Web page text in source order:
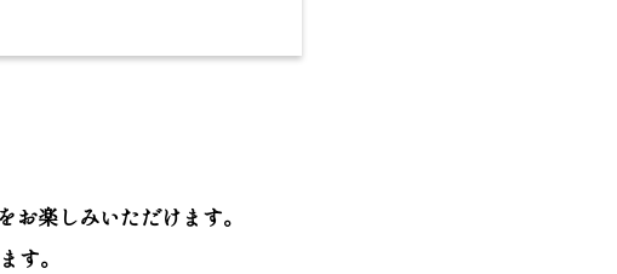
お楽しみいただけます。
す。